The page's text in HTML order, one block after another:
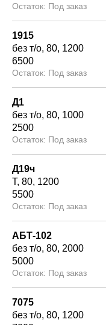
Под заказ
1915
без т/о 80 1200
6500
Под заказ
Д1
без т/о 80 1000
2500
Под заказ
Д19ч
Т 80 1200
5500
Под заказ
АБТ-102
без т/о 80 2000
5000
Под заказ
7075
без т/о 80 1200